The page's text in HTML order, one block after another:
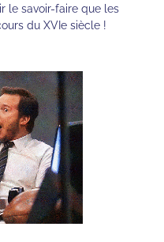
le savoir-faire que les
du XVIe siècle !